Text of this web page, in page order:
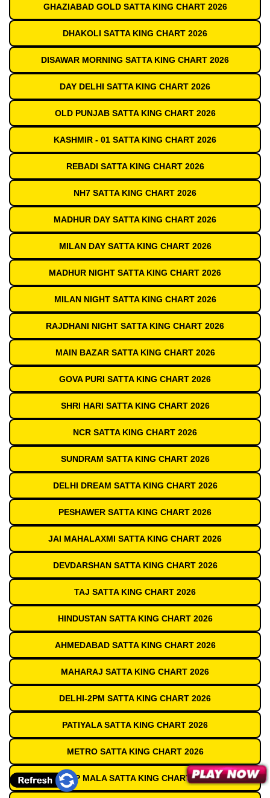
GHAZIABAD GOLD SATTA KING CHART 2026
DHAKOLI SATTA KING CHART 2026
DISAWAR MORNING SATTA KING CHART 2026
DAY DELHI SATTA KING CHART 2026
OLD PUNJAB SATTA KING CHART 2026
KASHMIR - 01 SATTA KING CHART 2026
REBADI SATTA KING CHART 2026
NH7 SATTA KING CHART 2026
MADHUR DAY SATTA KING CHART 2026
MILAN DAY SATTA KING CHART 2026
MADHUR NIGHT SATTA KING CHART 2026
MILAN NIGHT SATTA KING CHART 2026
RAJDHANI NIGHT SATTA KING CHART 2026
MAIN BAZAR SATTA KING CHART 2026
GOVA PURI SATTA KING CHART 2026
SHRI HARI SATTA KING CHART 2026
NCR SATTA KING CHART 2026
SUNDRAM SATTA KING CHART 2026
DELHI DREAM SATTA KING CHART 2026
PESHAWER SATTA KING CHART 2026
JAI MAHALAXMI SATTA KING CHART 2026
DEVDARSHAN SATTA KING CHART 2026
TAJ SATTA KING CHART 2026
HINDUSTAN SATTA KING CHART 2026
AHMEDABAD SATTA KING CHART 2026
MAHARAJ SATTA KING CHART 2026
DELHI-2PM SATTA KING CHART 2026
PATIYALA SATTA KING CHART 2026
METRO SATTA KING CHART 2026
DEEP MALA SATTA KING CHART 2026